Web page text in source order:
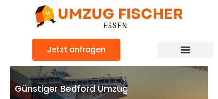
Jetzt anfragen
Günstiger Bedford Umzug